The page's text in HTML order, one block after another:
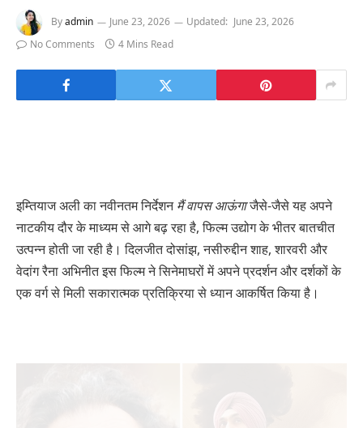
Byadmin June 23, 2026 Updated: June 23, 2026
No Comments
4 Mins Read
इम्तियाज अली का नवीनतम निर्देशनमैं वापस आऊंगाजैसे-जैसे यह अपने
नाटकीय दौर के माध्यम से आगे बढ़ रहा है, फिल्म उद्योग के भीतर बातचीत
उत्पन्न होती जा रही है। दिलजीत दोसांझ, नसीरुद्दीन शाह, शारवरी और
वेदांग रैना अभिनीत इस फिल्म ने सिनेमाघरों में अपने प्रदर्शन और दर्शकों के
एक वर्ग से मिली सकारात्मक प्रतिक्रिया से ध्यान आकर्षित किया है।